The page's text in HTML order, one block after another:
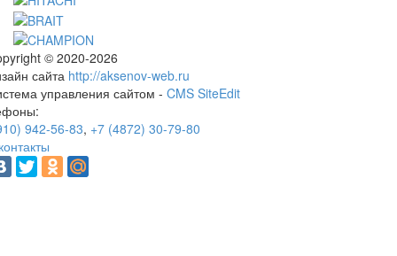
© 2020-2026
сайта http://aksenov-web.ru
управления сайтом - CMS SiteEdit
942-56-83, +7 (4872) 30-79-80